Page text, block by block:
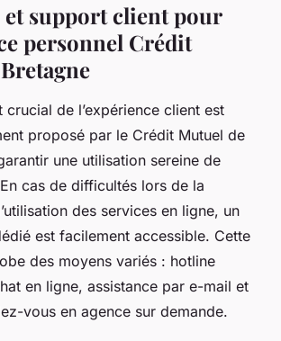
et support client pour
personnel Crédit
crucial de l’expérience client est
proposé par le Crédit Mutuel de
une utilisation sereine de
cas de difficultés lors de la
des services en ligne, un
est facilement accessible. Cette
des moyens variés : hotline
en ligne, assistance par e-mail et
vous en agence sur demande.